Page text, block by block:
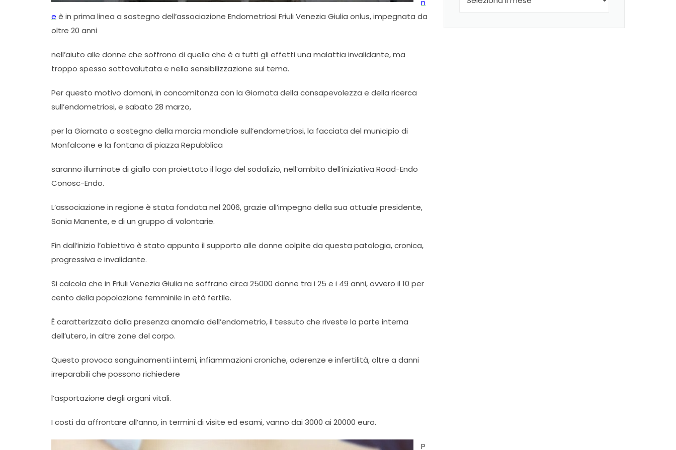
n
e è in prima linea a sostegno dell’associazione Endometriosi Friuli Venezia Giulia onlus, impegnata da
oltre 20 anni
nell’aiuto alle donne che soffrono di quella che è a tutti gli effetti una malattia invalidante, ma
troppo spesso sottovalutata e nella sensibilizzazione sul tema.
Per questo motivo domani, in concomitanza con la Giornata della consapevolezza e della ricerca
sull’endometriosi, e sabato 28 marzo,
per la Giornata a sostegno della marcia mondiale sull’endometriosi, la facciata del municipio di
Monfalcone e la fontana di piazza Repubblica
saranno illuminate di giallo con proiettato il logo del sodalizio, nell’ambito dell’iniziativa Road-Endo
Conosc-Endo.
L’associazione in regione è stata fondata nel 2006, grazie all’impegno della sua attuale presidente,
Sonia Manente, e di un gruppo di volontarie.
Fin dall’inizio l’obiettivo è stato appunto il supporto alle donne colpite da questa patologia, cronica,
progressiva e invalidante.
Si calcola che in Friuli Venezia Giulia ne soffrano circa 25000 donne tra i 25 e i 49 anni, ovvero il 10 per
cento della popolazione femminile in età fertile.
È caratterizzata dalla presenza anomala dell’endometrio, il tessuto che riveste la parte interna
dell’utero, in altre zone del corpo.
Questo provoca sanguinamenti interni, infiammazioni croniche, aderenze e infertilità, oltre a danni
irreparabili che possono richiedere
l’asportazione degli organi vitali.
I costi da affrontare all’anno, in termini di visite ed esami, vanno dai 3000 ai 20000 euro.
P